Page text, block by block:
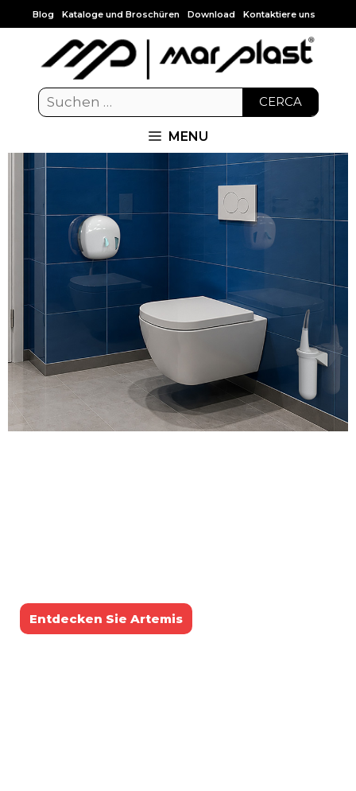
Blog Kataloge und Broschüren Download Kontaktiere uns
CERCA
MENU
Entdecken Sie Artemis